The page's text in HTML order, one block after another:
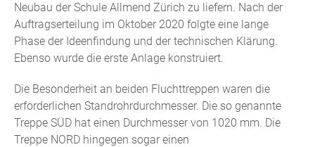
Neubau der Schule Allmend Zürich zu liefern. Nach der
Auftragserteilung im Oktober 2020 folgte eine lange
Phase der Ideenfindung und der technischen Klärung.
Ebenso wurde die erste Anlage konstruiert.
Die Besonderheit an beiden Fluchttreppen waren die
erforderlichen Standrohrdurchmesser. Die so genannte
Treppe SÜD hat einen Durchmesser von 1020 mm. Die
Treppe NORD hingegen sogar einen